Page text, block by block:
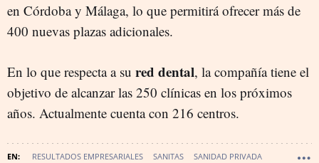
en Córdoba y Málaga, lo que permitirá ofrecer más de
400 nuevas plazas adicionales.
En lo que respecta a su red dental, la compañía tiene el
objetivo de alcanzar las 250 clínicas en los próximos
años. Actualmente cuenta con 216 centros.
RESULTADOS EMPRESARIALES SANITAS SANIDAD PRIVADA